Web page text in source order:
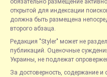
обязательно размещение
открытой для индексации
должна быть размещена
второго абзаца.
Редакция "Styler" может не
публикаций. Оценочные
Украины, не подлежат
За достоверность, содержание и